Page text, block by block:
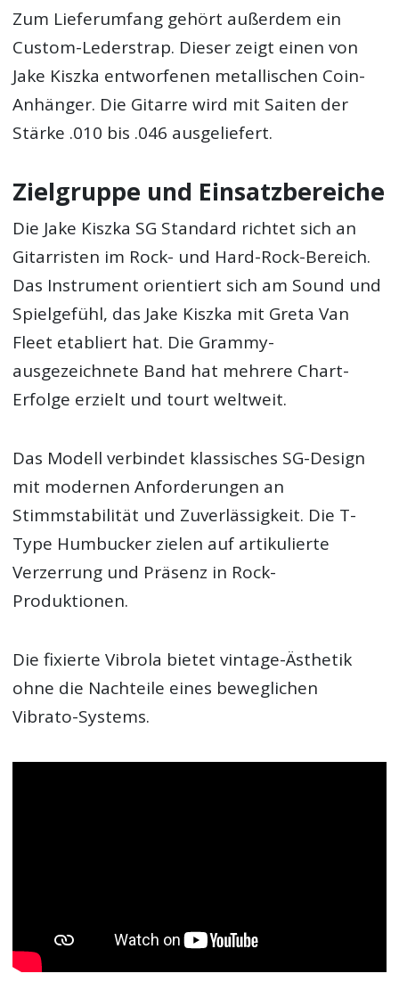
Zum Lieferumfang gehört außerdem ein
Custom-Lederstrap. Dieser zeigt einen von
Jake Kiszka entworfenen metallischen Coin-
Anhänger. Die Gitarre wird mit Saiten der
Stärke .010 bis .046 ausgeliefert.
Zielgruppe und Einsatzbereiche
Die Jake Kiszka SG Standard richtet sich an
Gitarristen im Rock- und Hard-Rock-Bereich.
Das Instrument orientiert sich am Sound und
Spielgefühl, das Jake Kiszka mit Greta Van
Fleet etabliert hat. Die Grammy-
ausgezeichnete Band hat mehrere Chart-
Erfolge erzielt und tourt weltweit.
Das Modell verbindet klassisches SG-Design
mit modernen Anforderungen an
Stimmstabilität und Zuverlässigkeit. Die T-
Type Humbucker zielen auf artikulierte
Verzerrung und Präsenz in Rock-
Produktionen.
Die fixierte Vibrola bietet vintage-Ästhetik
ohne die Nachteile eines beweglichen
Vibrato-Systems.